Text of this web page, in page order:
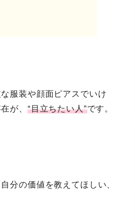
服装や顔面ピアスでいけ
が、 “目立ちたい人”です。
分の価値を教えてほしい、